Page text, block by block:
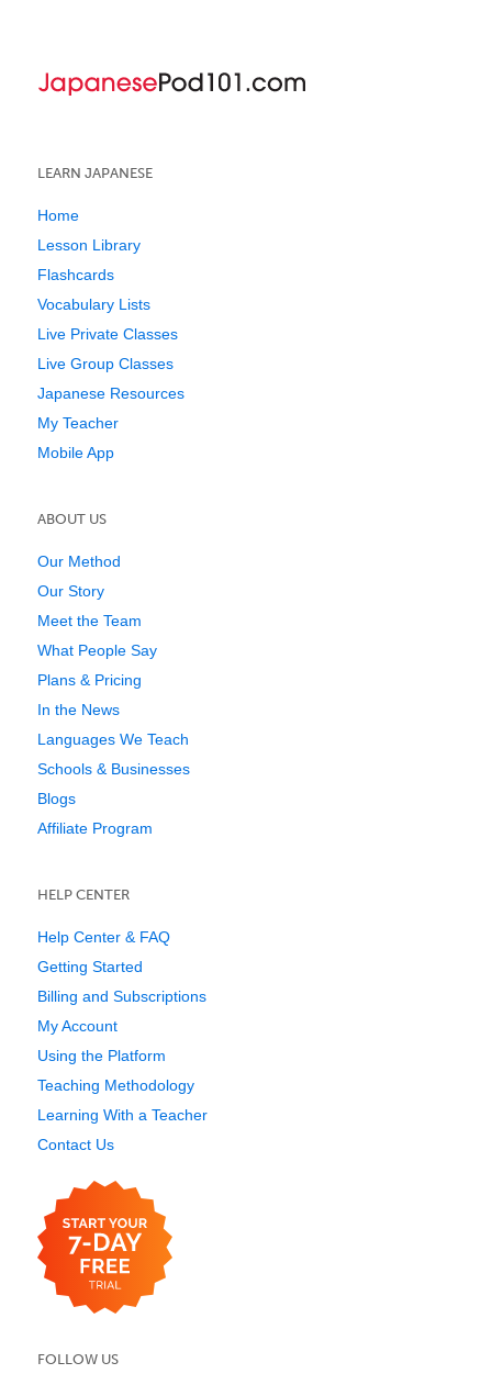
LEARN JAPANESE
Home
Lesson Library
Flashcards
Vocabulary Lists
Live Private Classes
Live Group Classes
Japanese Resources
My Teacher
Mobile App
ABOUT US
Our Method
Our Story
Meet the Team
What People Say
Plans & Pricing
In the News
Languages We Teach
Schools & Businesses
Blogs
Affiliate Program
HELP CENTER
Help Center & FAQ
Getting Started
Billing and Subscriptions
My Account
Using the Platform
Teaching Methodology
Learning With a Teacher
Contact Us
FOLLOW US